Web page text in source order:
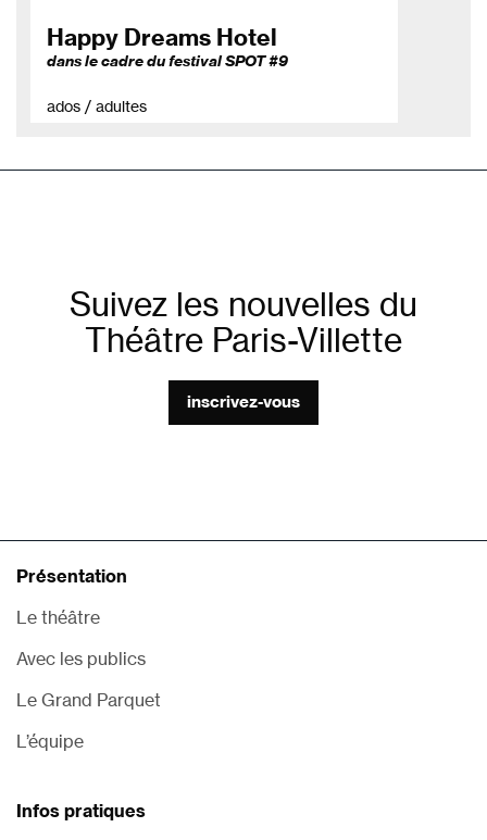
Happy Dreams Hotel
dans le cadre du festival SPOT #9
ados / adultes
Suivez les nouvelles du
Théâtre Paris-Villette
inscrivez-vous
Présentation
Le théâtre
Avec les publics
Le Grand Parquet
L’équipe
Infos pratiques